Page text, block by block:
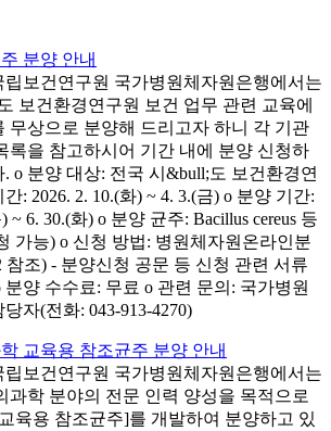
분양 안내
립보건연구원 국가병원체자원은행에서는
보건환경연구원 보건 업무 관련 교육에
무상으로 분양해 드리고자 하니 각 기관
록을 참고하시어 기간 내에 분양 신청하
o 분양 대상: 전국 시&bull;도 보건환경연
: 2026. 2. 10.(화) ~ 4. 3.(금) o 분양 기간:
~ 6. 30.(화) o 분양 균주: Bacillus cereus 등
가능) o 신청 방법: 병원체자원온라인분
참조) - 분양신청 공문 등 신청 관련 서류
분양 수수료: 무료 o 관련 문의: 국가병원
자(전화: 043-913-4270)
교육용 참조균주 분양 안내
립보건연구원 국가병원체자원은행에서는
과학 분야의 전문 인력 양성을 목적으로
육용 참조균주]를 개발하여 분양하고 있